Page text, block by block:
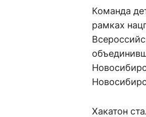
Команда
рамках
Хакатон